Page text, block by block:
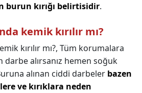
burun kırığı belirtisidir.
kemik kırılır mı?
kırılır mı?, Tüm korumalara
alırsanız hemen soğuk
alınan ciddi darbeler bazen
ve kırıklara neden